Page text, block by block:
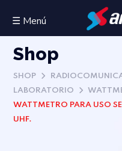
☰ Menú
Shop
SHOP
LABORATORIO
WATTMETRO PARA USO
UHF.